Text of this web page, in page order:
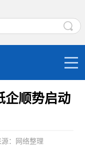
企顺势启动
源：网络整理